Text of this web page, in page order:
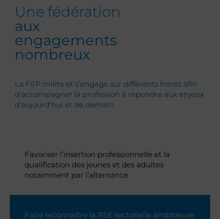
Une fédération
aux
engagements
nombreux
La FEP milite et s’engage sur différents fronts afin
d’accompagner la profession à répondre aux enjeux
d’aujourd’hui et de demain.
Favoriser l’insertion professionnelle et la
qualification des jeunes et des adultes
notamment par l’alternance
Faire reconnaître la RSE sectorielle ambitieuse